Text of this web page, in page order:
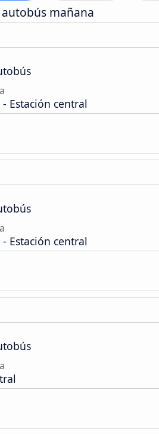
mañana
Estación central
Estación central